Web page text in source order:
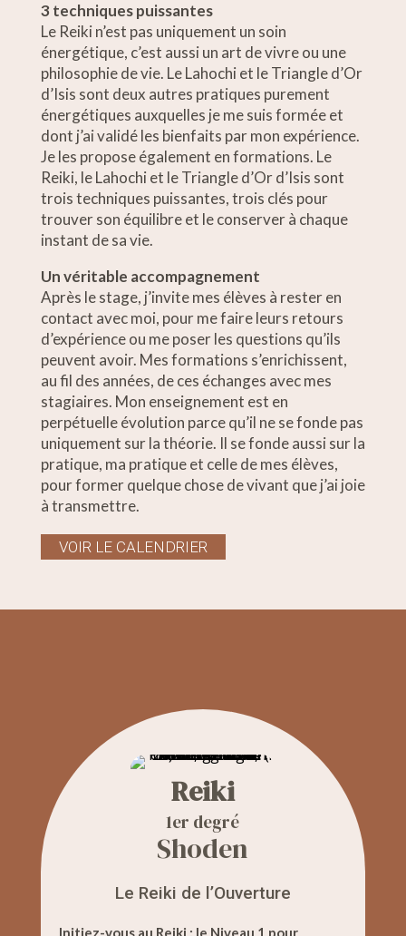
3 techniques puissantes
Le Reiki n’est pas uniquement un soin
énergétique, c’est aussi un art de vivre ou une
philosophie de vie. Le Lahochi et le Triangle d’Or
d’Isis sont deux autres pratiques purement
énergétiques auxquelles je me suis formée et
dont j’ai validé les bienfaits par mon expérience.
Je les propose également en formations. Le
Reiki, le Lahochi et le Triangle d’Or d’Isis sont
trois techniques puissantes, trois clés pour
trouver son équilibre et le conserver à chaque
instant de sa vie.
Un véritable accompagnement
Après le stage, j’invite mes élèves à rester en
contact avec moi, pour me faire leurs retours
d’expérience ou me poser les questions qu’ils
peuvent avoir. Mes formations s’enrichissent,
au fil des années, de ces échanges avec mes
stagiaires. Mon enseignement est en
perpétuelle évolution parce qu’il ne se fonde pas
uniquement sur la théorie. Il se fonde aussi sur la
pratique, ma pratique et celle de mes élèves,
pour former quelque chose de vivant que j’ai joie
à transmettre.
VOIR LE CALENDRIER
Reiki
1er degré
Shoden
Le Reiki de l’Ouverture
Initiez-vous au Reiki : le Niveau 1 pour